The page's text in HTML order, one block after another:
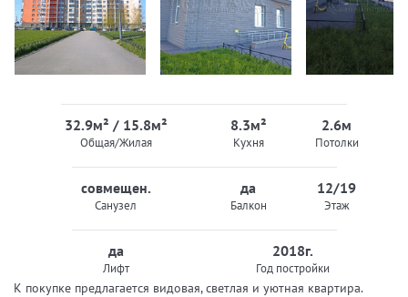
32.9м² / 15.8м²
Общая/Жилая
8.3м²
Кухня
2.6м
Потолки
совмещен.
Санузел
да
Балкон
12/19
Этаж
да
Лифт
2018г.
Год постройки
К покупке предлагается видовая, светлая и уютная квартира.